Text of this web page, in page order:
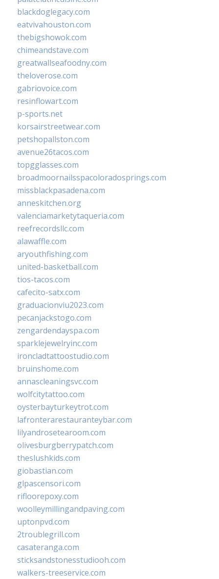
blackdoglegacy.com
eatvivahouston.com
thebigshowok.com
chimeandstave.com
greatwallseafoodny.com
theloverose.com
gabriovoice.com
resinflowart.com
p-sports.net
korsairstreetwear.com
petshopallston.com
avenue26tacos.com
topgglasses.com
broadmoornailsspacoloradosprings.com
missblackpasadena.com
anneskitchen.org
valenciamarketytaqueria.com
reefrecordsllc.com
alawaffle.com
aryouthfishing.com
united-basketball.com
tios-tacos.com
cafecito-satx.com
graduacionviu2023.com
pecanjackstogo.com
zengardendayspa.com
sparklejewelryinc.com
ironcladtattoostudio.com
bruinshome.com
annascleaningsvc.com
wolfcitytattoo.com
oysterbayturkeytrot.com
lafronterarestauranteybar.com
lilyandrosetearoom.com
olivesburgberrypatch.com
theslushkids.com
giobastian.com
glpascensori.com
rifloorepoxy.com
woolleymillingandpaving.com
uptonpvd.com
2troublegrill.com
casateranga.com
sticksandstonesstudiooh.com
walkers-treeservice.com